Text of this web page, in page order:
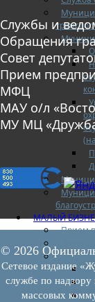
МАЛЫЙ
Прием
Службы и
Обращения
Совет
Прием
МФЦ
МАУ о/л
МУ МЦ
© 2026
Сетевое издание
службе по
массовых